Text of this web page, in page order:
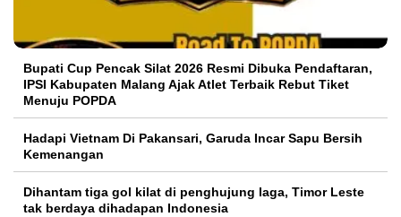
Bupati Cup Pencak Silat 2026 Resmi Dibuka Pendaftaran,
IPSI Kabupaten Malang Ajak Atlet Terbaik Rebut Tiket
Menuju POPDA
Hadapi Vietnam Di Pakansari, Garuda Incar Sapu Bersih
Kemenangan
Dihantam tiga gol kilat di penghujung laga, Timor Leste
tak berdaya dihadapan Indonesia